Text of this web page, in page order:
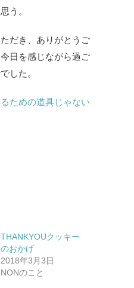
う。
だき、ありがとうご
日を感じながら過ご
した。
ための道具じゃない
THANKYOUクッキー
のおかげ
2018年3月3日
NONのこと